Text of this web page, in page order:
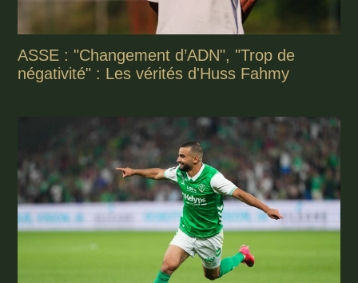
ASSE : "Changement d’ADN", "Trop de
négativité" : Les vérités d'Huss Fahmy